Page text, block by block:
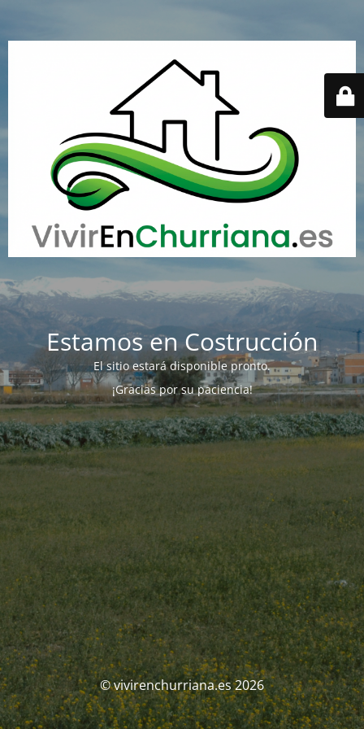
Estamos en Costrucción
El sitio estará disponible pronto.
¡Gracias por su paciencia!
© vivirenchurriana.es 2026